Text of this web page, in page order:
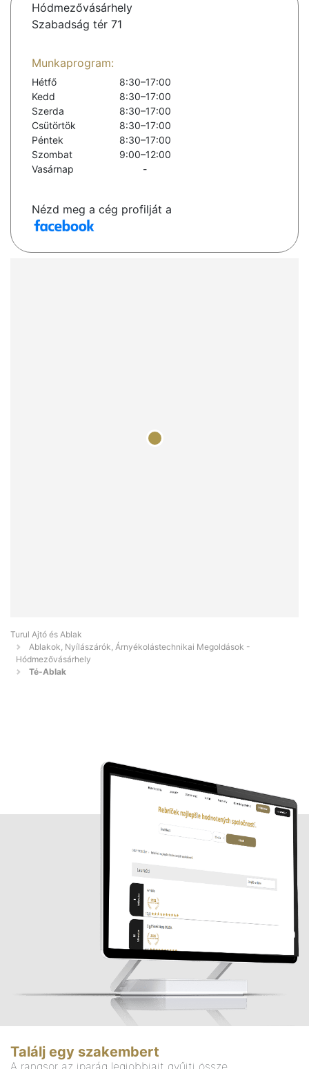
Hódmezővásárhely
Szabadság tér 71
Munkaprogram:
Hétfő
8:30–17:00
Kedd
8:30–17:00
Szerda
8:30–17:00
Csütörtök
8:30–17:00
Péntek
8:30–17:00
Szombat
9:00–12:00
Vasárnap
-
Nézd meg a cég profilját a
Turul Ajtó és Ablak
Ablakok, Nyílászárók, Árnyékolástechnikai Megoldások -
Hódmezővásárhely
Té-Ablak
Találj egy szakembert